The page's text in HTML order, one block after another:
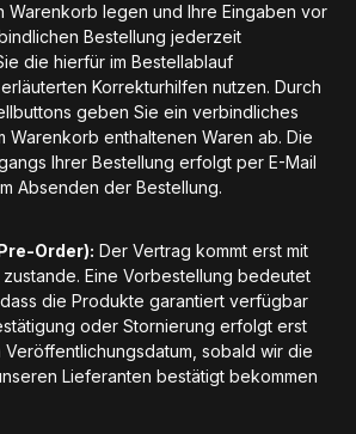
Warenkorb legen und Ihre Eingaben vor
Bestellung jederzeit
die hierfür im Bestellablauf
Korrekturhilfen nutzen. Durch
geben Sie ein verbindliches
Warenkorb enthaltenen Waren ab. Die
Ihrer Bestellung erfolgt per E-Mail
Absenden der Bestellung.
Order): Der Vertrag kommt erst mit
Eine Vorbestellung bedeutet
die Produkte garantiert verfügbar
oder Stornierung erfolgt erst
sobald wir die
Lieferanten bestätigt bekommen